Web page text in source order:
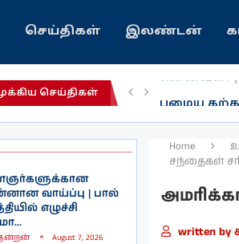
செய்திகள் இலண்டன்
செய்திகள்
வாய்ப்பு | பால்
எழுச்சி
August 7, 2026
Home
சந்தைகள்
written by